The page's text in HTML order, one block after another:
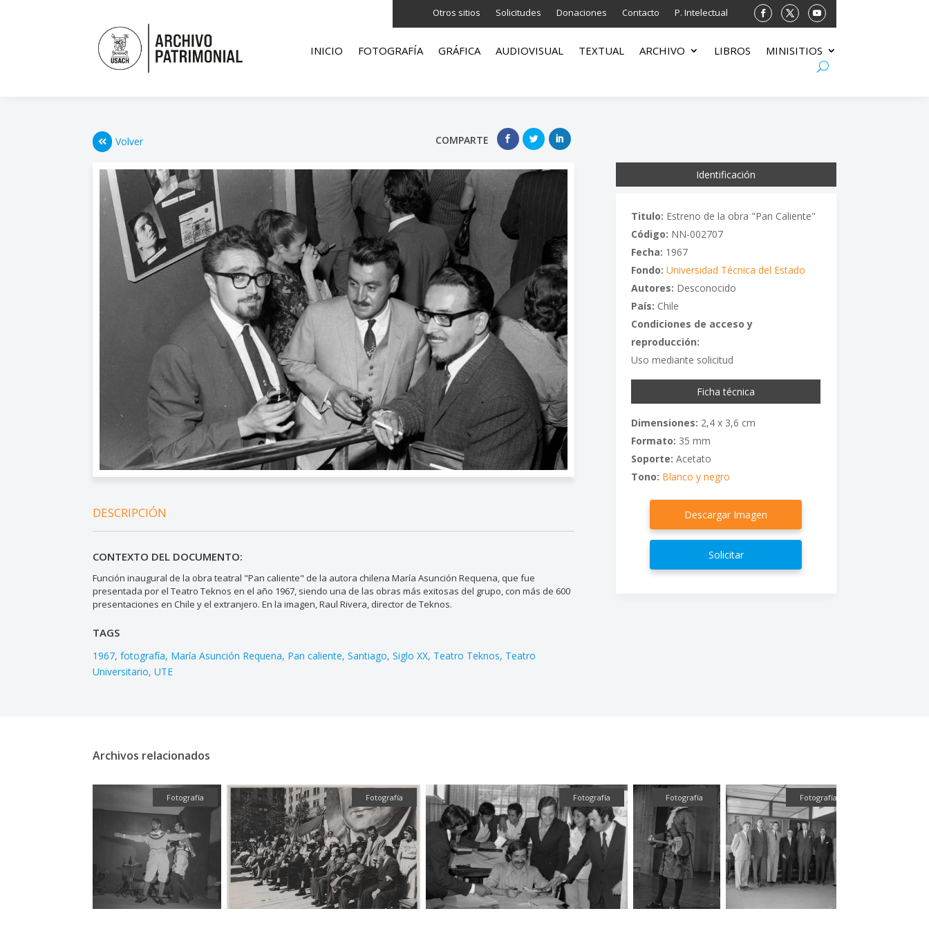
Otros sitios Solicitudes Donaciones Contacto P. Intelectual
INICIO FOTOGRAFÍA GRÁFICA AUDIOVISUAL TEXTUAL ARCHIVO LIBROS MINISITIOS
Volver COMPARTE
DESCRIPCIÓN
CONTEXTO DEL DOCUMENTO:
Función inaugural de la obra teatral "Pan caliente" de la autora chilena María Asunción Requena, que fue
presentada por el Teatro Teknos en el año 1967, siendo una de las obras más exitosas del grupo, con más de 600
presentaciones en Chile y el extranjero. En la imagen, Raul Rivera, director de Teknos.
TAGS
1967 fotografía María Asunción Requena Pan caliente Santiago Siglo XX Teatro Teknos Teatro
Universitario UTE
Identificación
Titulo: Estreno de la obra "Pan Caliente"
Código: NN-002707
Fecha: 1967
Fondo: Universidad Técnica del Estado
Autores: Desconocido
País: Chile
Condiciones de acceso y
reproducción:
Uso mediante solicitud
Ficha técnica
Dimensiones: 2,4 x 3,6 cm
Formato: 35 mm
Soporte: Acetato
Tono: Blanco y negro
Descargar Imagen
Solicitar
Archivos relacionados
Fotografía Fotografía Fotografía Fotografía Fotografía